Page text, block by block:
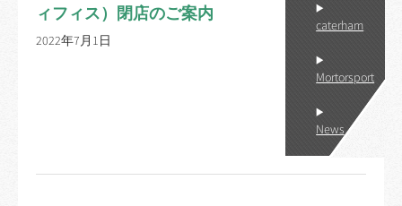
caterham
Mortorsport
News
ィフィス）閉店のご案内
2022年7月1日